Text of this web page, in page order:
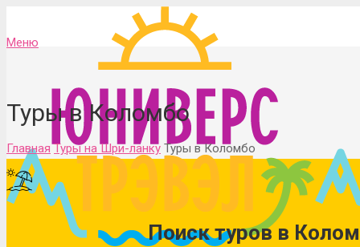
Меню
Туры в Коломбо
Главная Туры на Шри-ланку Туры в Коломбо
Поиск туров в